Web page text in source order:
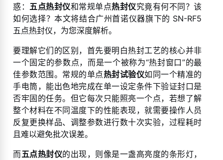
惑： 五点热封仪和常规单点热封仪究竟有何不同？该
如何选择？本文将结合广州首诺仪器旗下的 SN-RF5
五点热封仪，为您深度解析。
要理解它们的区别，首先要明白热封工艺的核心并非
一个固定的参数点，而是一个被称为“热封窗口”的最
佳参数范围。常规的单点热封试验仪如同一个精准的
手电筒，能出色地完成在单一设定条件下验证封口是
否牢固的任务。但它每次只能照亮一个点，若想了解
整个材料在不同温度下的性能表现，就需要操作人员
反复更换样品、调整参数进行数十次实验，过程耗时
且难以避免批次误差。
而五点热封仪的出现，则像是一盏高亮度的条形灯，